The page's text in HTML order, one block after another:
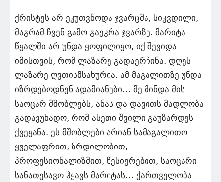
ქრისტეს არ ეკუთვნოდა ჯვარცმა, სიკვდილი,
მაგრამ ჩვენ გამო გაეკრა ჯვარზე. მარიტა
წყალში არ უნდა ყოფილიყო, იქ შევიდა
იმისთვის, რომ ლაზარე გადაერჩინა. დღეს
ლაზარე ღვთისმსახურია. ამ მაგალითზე უნდა
იზრდებოდნენ ადამიანები… მე მინდა მის
საოცარ მშობლებს, ანას და დავითს მადლობა
გადავუხადო, რომ ასეთი შვილი გაუზარდეს
ქვეყანა. ეს მშობლები არიან სამაგალითო
ყველაფრით, ზრდილობით,
პროფესიონალიზმით, წესიერებით, საოცარი
სანათესავო ჰყავს მარიტას… ქართველობა